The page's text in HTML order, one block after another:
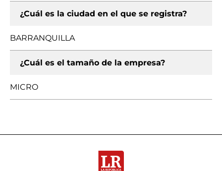
¿Cuál es la ciudad en el que se registra?
BARRANQUILLA
¿Cuál es el tamaño de la empresa?
MICRO